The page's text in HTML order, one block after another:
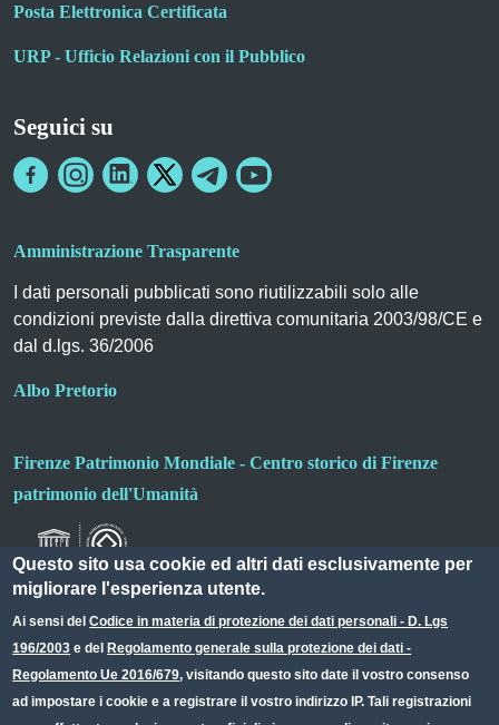
Posta Elettronica Certificata
URP - Ufficio Relazioni con il Pubblico
Seguici su
Amministrazione Trasparente
I dati personali pubblicati sono riutilizzabili solo alle
condizioni previste dalla direttiva comunitaria 2003/98/CE e
dal d.lgs. 36/2006
Albo Pretorio
Firenze Patrimonio Mondiale - Centro storico di Firenze
patrimonio dell'Umanità
Small prints
Useful links section
Redazione web
Questo sito usa cookie ed altri dati esclusivamente per
migliorare l'esperienza utente.
Ai sensi delCodice in materia di protezione dei dati personali - D. Lgs
196/2003 e del Regolamento generale sulla protezione dei dati -
Regolamento Ue 2016/679, visitando questo sito date il vostro consenso
ad impostare i cookie e a registrare il vostro indirizzo IP. Tali registrazioni